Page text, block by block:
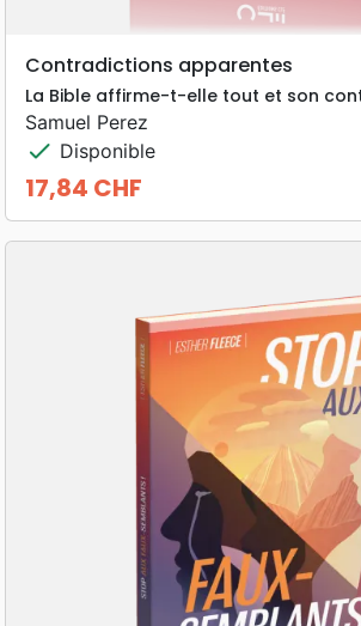
Contradictions apparentes
La Bible affirme-t-elle tout et son
Samuel Perez
check Disponible
Prix
17,84 CHF